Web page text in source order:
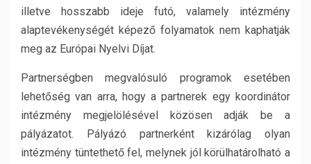
illetve hosszabb ideje futó, valamely intézmény
alaptevékenységét képező folyamatok nem kaphatják
meg az Európai Nyelvi Díjat.
Partnerségben megvalósuló programok esetében
lehetőség van arra, hogy a partnerek egy koordinátor
intézmény megjelölésével közösen adják be a
pályázatot. Pályázó partnerként kizárólag olyan
intézmény tüntethető fel, melynek jól körülhatárolható a